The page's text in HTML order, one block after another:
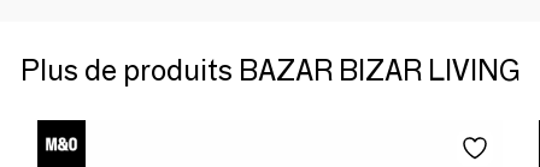
Plus de produits BAZAR BIZAR LIVING